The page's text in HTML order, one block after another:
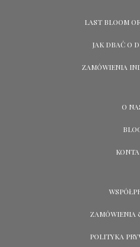
LAST BLOOM
JAK DBAĆ O
ZAMÓWIENIA
O
ZAMÓWIENIA
POLITYKA